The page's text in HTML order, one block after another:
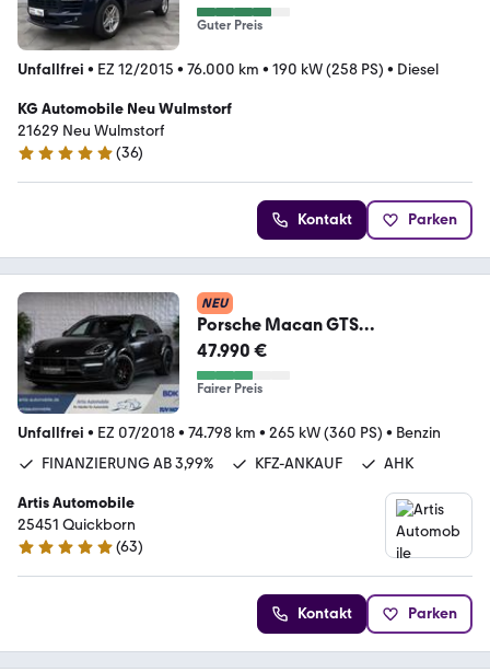
Guter Preis
Unfallfrei • EZ 12/2015 • 76.000 km • 190 kW (258 PS) • Diesel
KG Automobile Neu Wulmstorf
21629 Neu Wulmstorf
5 Sterne
(36)
Kontakt Parken
NEU
Porsche Macan GTS
Panoramadach*Bose-
Soundsystem*18-Wege*
47.990 €
Fairer Preis
Unfallfrei • EZ 07/2018• 74.798 km • 265 kW (360 PS) • Benzin
FINANZIERUNG AB 3,99%
KFZ-ANKAUF AHK
Artis Automobile
25451 Quickborn
5 Sterne
(63)
Kontakt Parken